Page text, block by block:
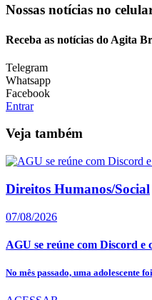
Nossas notícias no
Receba as notícias do Agita
Telegram
Whatsapp
Facebook
Entrar
Veja também
Direitos Humanos/Social
07/08/2026
AGU se reúne com Discord
No mês passado, uma